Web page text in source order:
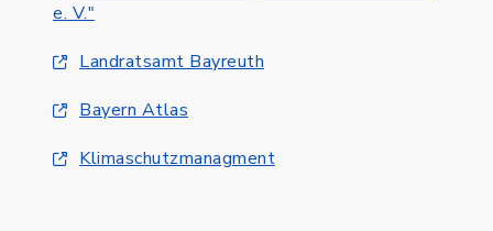
e. V."
Landratsamt Bayreuth
Bayern Atlas
Klimaschutzmanagment